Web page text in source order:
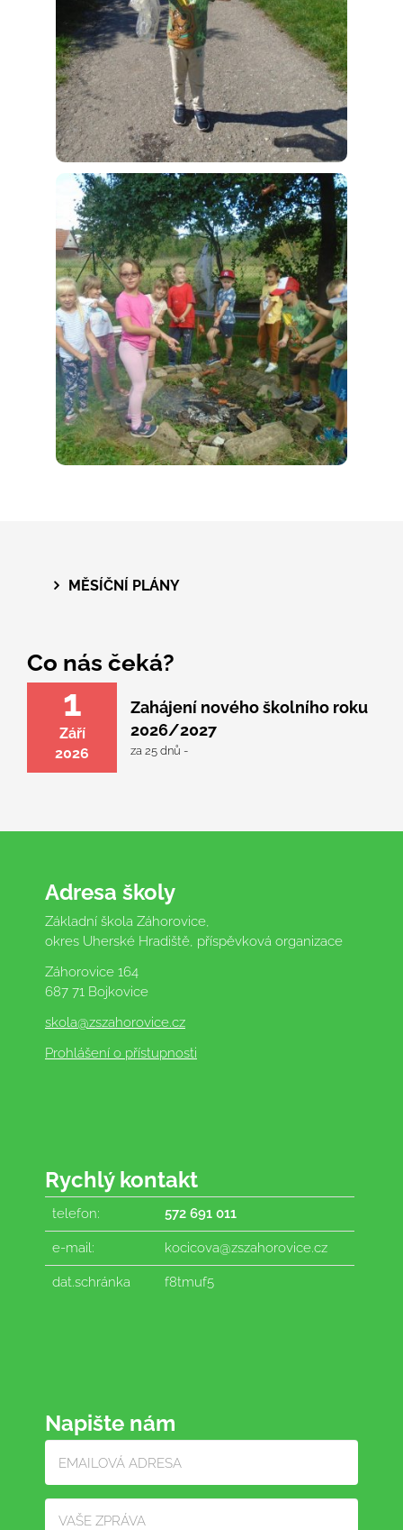
MĚSÍČNÍ PLÁNY
Co nás čeká?
1
Září
2026
Zahájení nového školního roku
2026/2027
za 25 dnů -
Adresa školy
Základní škola Záhorovice,
okres Uherské Hradiště, příspěvková organizace
Záhorovice 164
687 71 Bojkovice
skola@zszahorovice.cz
Prohlášení o přístupnosti
Rychlý kontakt
telefon: 572 691 011
e-mail: kocicova@zszahorovice.cz
dat.schránka f8tmuf5
Napište nám